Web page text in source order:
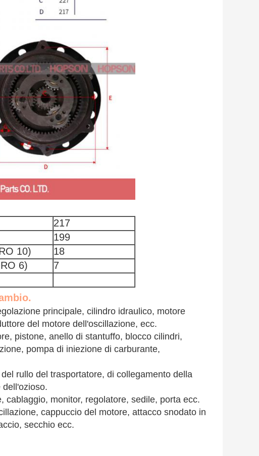
217
199
10)
18
6)
7
principale, cilindro idraulico, motore
del motore dell'oscillazione, ecc.
pistone, anello di stantuffo, blocco cilindri,
pompa di iniezione di carburante,
rullo del trasportatore, di collegamento della
monitor, regolatore, sedile, porta ecc.
cappuccio del motore, attacco snodato in
secchio ecc.